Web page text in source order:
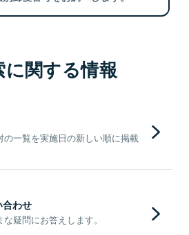
関する情報
一覧を実施日の新しい順に掲載
合わせ
疑問にお答えします。